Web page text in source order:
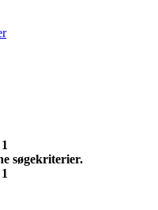
1
søgekriterier.
1